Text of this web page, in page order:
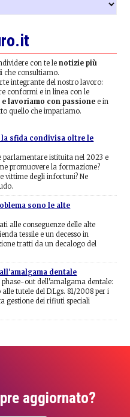
con te lenotizie più
che consultiamo.
integrante del nostro lavoro:
conformi e in linea con le
lavoriamo con passione e in
quello che impariamo.
sfida condivisa oltre le
parlamentare istituita nel 2023 e
promuovere la formazione?
vittime degli infortuni? Ne
sono le alte
alle conseguenze delle alte
tessile e un decesso in
tratti da un decalogo del
dentale
out dell'amalgama dentale:
tutele del D.Lgs. 81/2008 per i
gestione dei rifiuti speciali
aggiornato?